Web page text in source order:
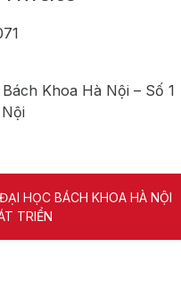
Khoa Hà Nội – Số 1
HỌC BÁCH KHOA HÀ NỘI
TRIỂN